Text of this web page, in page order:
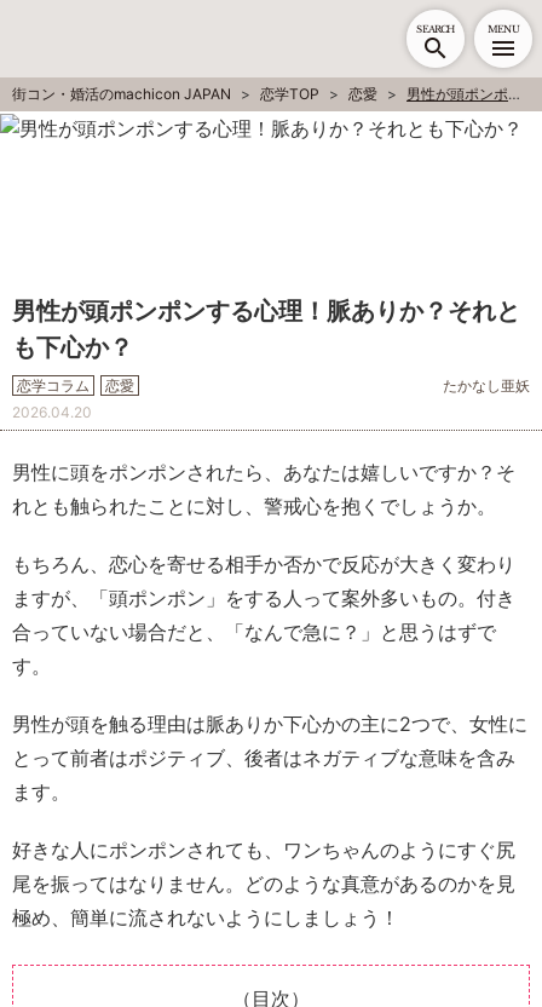
SEARCH MENU
街コン・婚活のmachicon JAPAN 恋学TOP 恋愛 男性が頭ポンポンする心理！脈ありか？それとも下心か？
男性が頭ポンポンする心理！脈ありか？それと
も下心か？
恋学コラム 恋愛
たかなし亜妖
2026.04.20
男性に頭をポンポンされたら、あなたは嬉しいですか？そ
れとも触られたことに対し、警戒心を抱くでしょうか。
もちろん、恋心を寄せる相手か否かで反応が大きく変わり
ますが、「頭ポンポン」をする人って案外多いもの。付き
合っていない場合だと、「なんで急に？」と思うはずで
す。
男性が頭を触る理由は脈ありか下心かの主に2つで、女性に
とって前者はポジティブ、後者はネガティブな意味を含み
ます。
好きな人にポンポンされても、ワンちゃんのようにすぐ尻
尾を振ってはなりません。どのような真意があるのかを見
極め、簡単に流されないようにしましょう！
（目次）